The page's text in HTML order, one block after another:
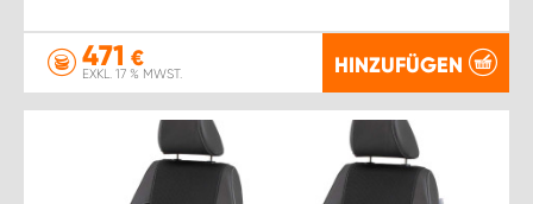
471 €
EXKL. 17 % MWST. HINZUFÜGEN